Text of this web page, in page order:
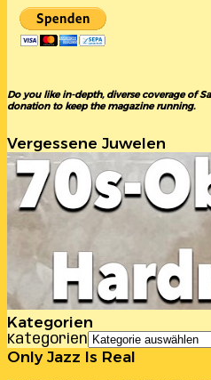
Do you like in-depth, diverse coverage of
donation to keep the magazine running.
Vergessene Juwelen
Kategorien
Kategorien
Only Jazz Is Real